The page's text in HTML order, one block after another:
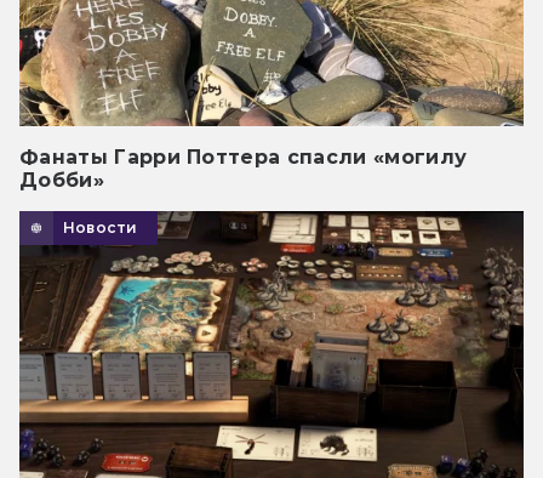
Фанаты Гарри Поттера спасли «могилу
Добби»
Новости